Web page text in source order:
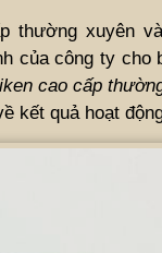
xuyên
của công ty cho
cao cấp
kết quả hoạt